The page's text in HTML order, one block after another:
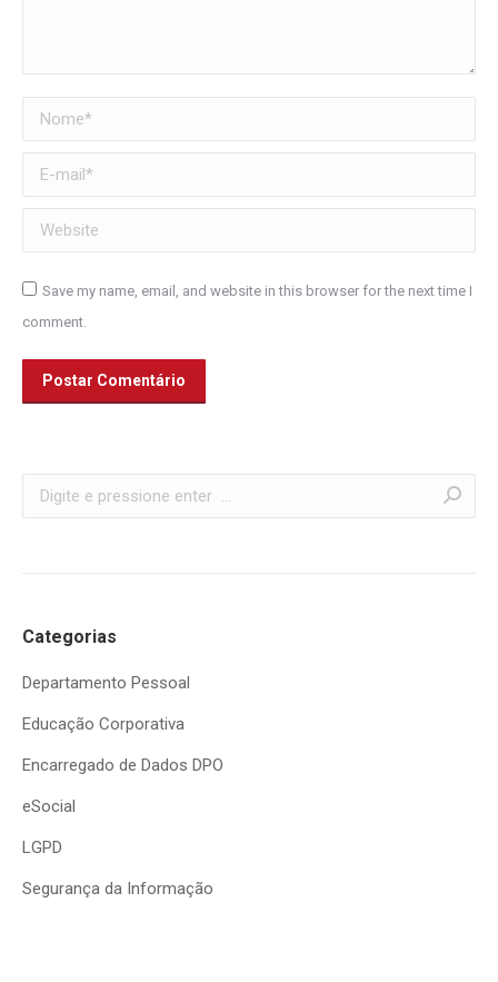
Nome *
E-mail *
Website
Save my name, email, and website in this browser for the next time I
comment.
Postar Comentário
Search:
Categorias
Departamento Pessoal
Educação Corporativa
Encarregado de Dados DPO
eSocial
LGPD
Segurança da Informação